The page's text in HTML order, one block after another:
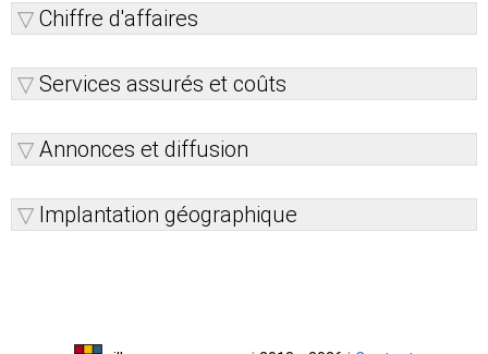
Chiffre d'affaires
Services assurés et coûts
Annonces et diffusion
Implantation géographique